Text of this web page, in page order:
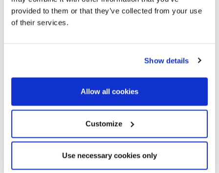
provided to them or that they’ve collected from your use
of their services.
Show details
Allow all cookies
Customize
Use necessary cookies only
1.100.000 €
Sant Andreu de Llavaneres | 326987
Huis in het centrum van Sant Andreu de
Llavaneres – Kust van Barcelona